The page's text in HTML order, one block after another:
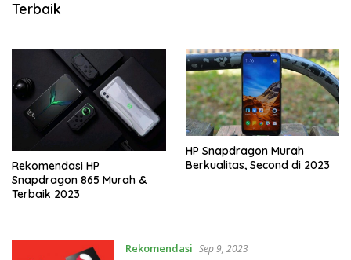
Terbaik
Rekomendasi HP
Snapdragon 865 Murah &
Terbaik 2023
HP Snapdragon Murah
Berkualitas, Second di 2023
Rekomendasi Sep 9, 2023